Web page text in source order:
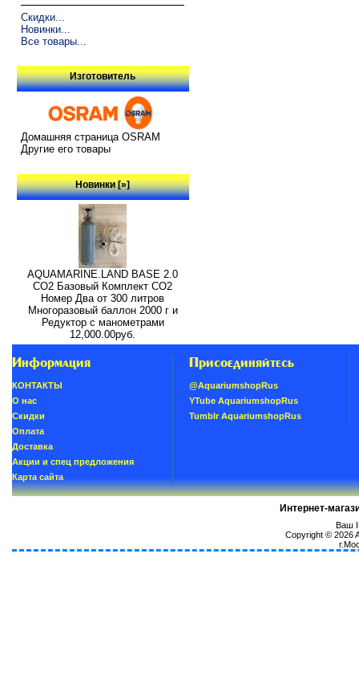
Скидки...
Новинки...
Все товары...
Изготовитель
Домашняя страница OSRAM
Другие его товары
Новинки [»]
AQUAMARINE.LAND BASE 2.0
СО2 Базовый Комплект СО2
Номер Два от 300 литров
Многоразовый баллон 2000 г и
Редуктор с манометрами
12,000.00руб.
Информация
КОНТАКТЫ
О нас
Скидки
Oплатa
Доставка
Акции и спец предложения
Карта сайта
Присоединяйтесь
@AquariumshopRus
YTube AquariumshopRus
Tumblr AquariumshopRus
Интернет-
Ваш
Copyright © 2026